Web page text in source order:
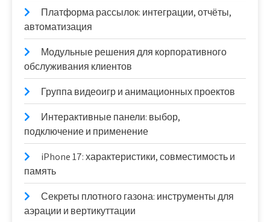
Платформа рассылок: интеграции, отчёты,
автоматизация
Модульные решения для корпоративного
обслуживания клиентов
Группа видеоигр и анимационных проектов
Интерактивные панели: выбор,
подключение и применение
iPhone 17: характеристики, совместимость и
память
Секреты плотного газона: инструменты для
аэрации и вертикуттации